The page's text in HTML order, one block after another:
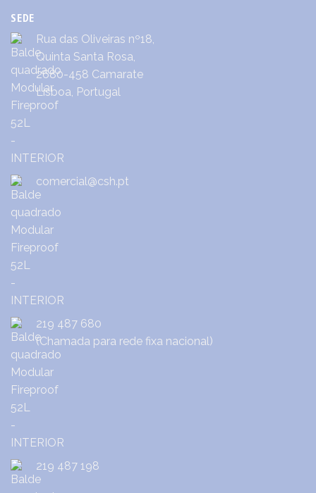
SEDE
Rua das Oliveiras nº18,
Quinta Santa Rosa,
2680-458 Camarate
Lisboa, Portugal
comercial@csh.pt
219 487 680
(Chamada para rede fixa nacional)
219 487 198